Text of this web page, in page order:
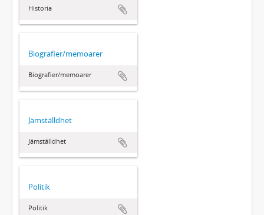
Historia
Biografier/memoarer
Biografier/memoarer
Jämställdhet
Jämställdhet
Politik
Politik